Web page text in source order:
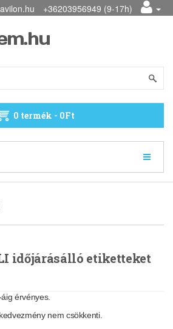
+36203956949 (9-17h)
0 termék - 0Ft
időjárásálló etiketteket
érvényes.
nem csökkenti.